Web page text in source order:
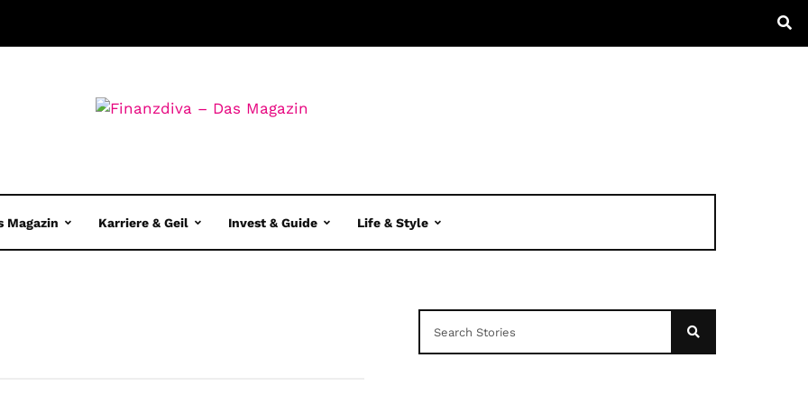
Magazin Karriere & Geil Invest & Guide Life & Style